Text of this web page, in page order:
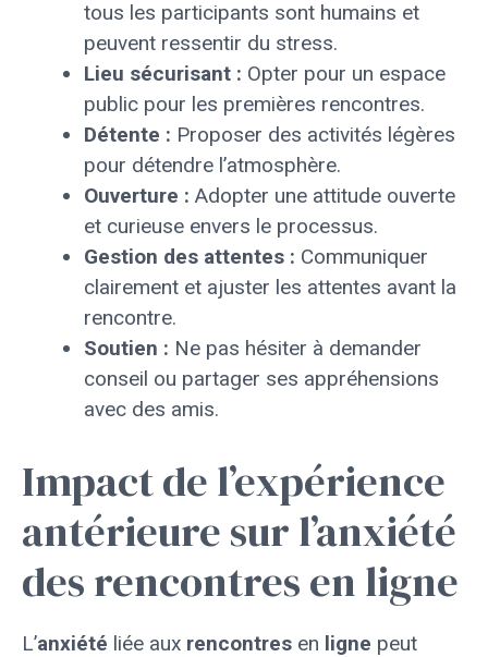
tous les participants sont humains et
peuvent ressentir du stress.
Lieu sécurisant : Opter pour un espace
public pour les premières rencontres.
Détente : Proposer des activités légères
pour détendre l’atmosphère.
Ouverture : Adopter une attitude ouverte
et curieuse envers le processus.
Gestion des attentes : Communiquer
clairement et ajuster les attentes avant la
rencontre.
Soutien : Ne pas hésiter à demander
conseil ou partager ses appréhensions
avec des amis.
Impact de l’expérience
antérieure sur l’anxiété
des rencontres en ligne
L’anxiété liée aux rencontres en ligne peut